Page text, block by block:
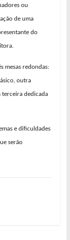
ou
de uma
do
mesas redondas:
outra
terceira dedicada
e dificuldades
serão